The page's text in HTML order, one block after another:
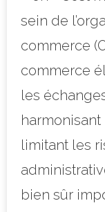
sein de
commerce
commerce
les
limitant les
bien sûr